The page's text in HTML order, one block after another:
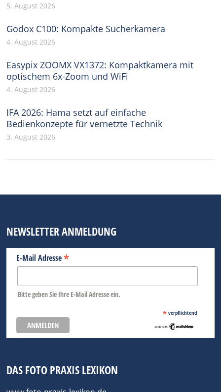
5. August 2026
Godox C100: Kompakte Sucherkamera
4. August 2026
Easypix ZOOMX VX1372: Kompaktkamera mit
optischem 6x-Zoom und WiFi
4. August 2026
IFA 2026: Hama setzt auf einfache
Bedienkonzepte für vernetzte Technik
3. August 2026
NEWSLETTER ANMELDUNG
E-Mail Adresse*
Bitte geben Sie Ihre E-Mail Adresse ein.
* verpflichtend
DAS FOTO PRAXIS LEXIKON